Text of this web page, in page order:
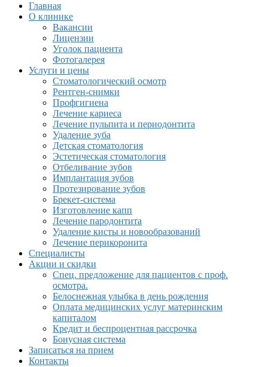
Главная
О клинике
Вакансии
Лицензии
Уголок пациента
Фотогалерея
Услуги и цены
Стоматологический осмотр
Рентген-снимки
Профгигиена
Лечение кариеса
Лечение пульпита и периодонтита
Удаление зуба
Детская стоматология
Эстетическая стоматология
Отбеливание зубов
Имплантация зубов
Протезирование зубов
Брекет-система
Изготовление капп
Лечение пародонтита
Удаление кисты и новообразований
Лечение перикоронита
Специалисты
Акции и скидки
Спец. предложение для пациентов с проф.
осмотра.
Белоснежная улыбка в день рождения
Оплата медицинских услуг материнским
капиталом
Кредит и беспроцентная рассрочка
Бонусная система
Записаться на прием
Контакты